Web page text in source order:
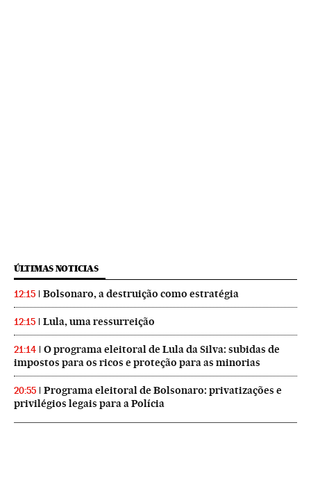
ÚLTIMAS NOTICIAS
12:15 Bolsonaro, a destruição como estratégia
12:15 Lula, uma ressurreição
21:14
O programa eleitoral de Lula da Silva: subidas de
impostos para os ricos e proteção para as minorias
20:55
Programa eleitoral de Bolsonaro: privatizações e
privilégios legais para a Polícia